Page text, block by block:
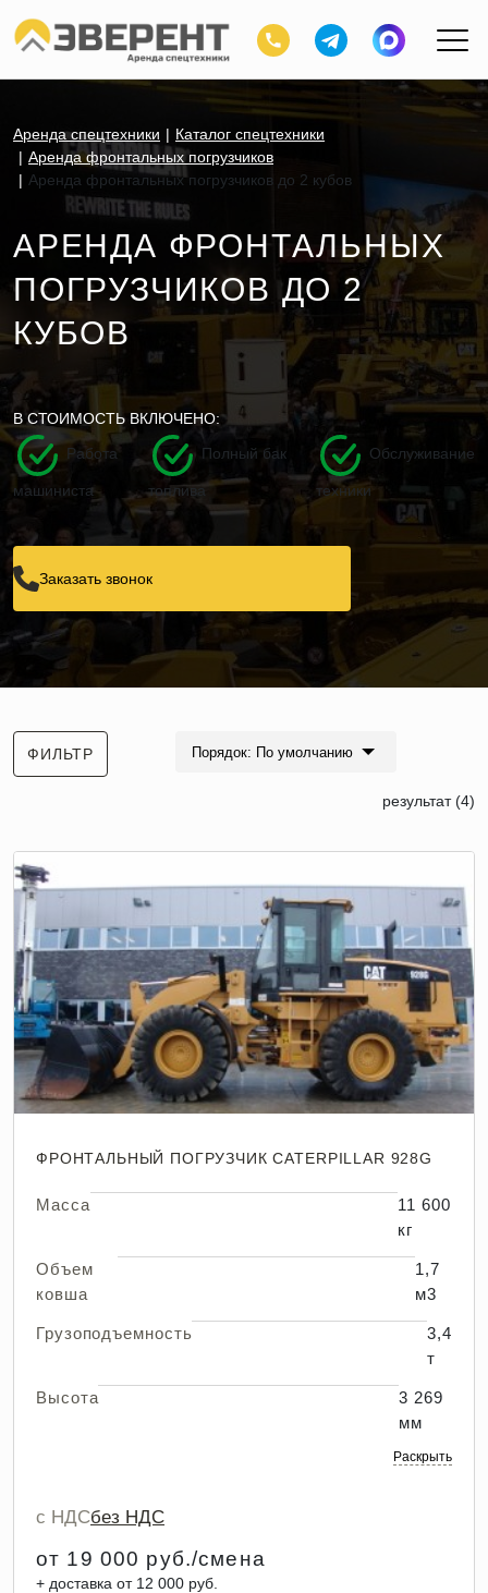
Аренда спецтехники
Каталог спецтехники
Аренда фронтальных погрузчиков
Аренда фронтальных погрузчиков до 2 кубов
АРЕНДА ФРОНТАЛЬНЫХ
ПОГРУЗЧИКОВ ДО 2
КУБОВ
В СТОИМОСТЬ ВКЛЮЧЕНО:
Работа
машиниста
Полный бак
топлива
Обслуживание
техники
Заказать звонок
ФИЛЬТР Порядок: По умолчанию
результат (4)
ФРОНТАЛЬНЫЙ ПОГРУЗЧИК CATERPILLAR 928G
Масса
11 600
кг
Объем
ковша
1,7
м3
Грузоподъемность
3,4
т
Высота
3 269
мм
Раскрыть
с НДСбез НДС
от 19 000 руб./смена
+ доставка от 12 000 руб.